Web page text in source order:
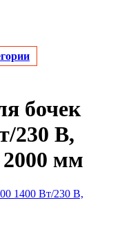
бочек
230 В,
2000 мм